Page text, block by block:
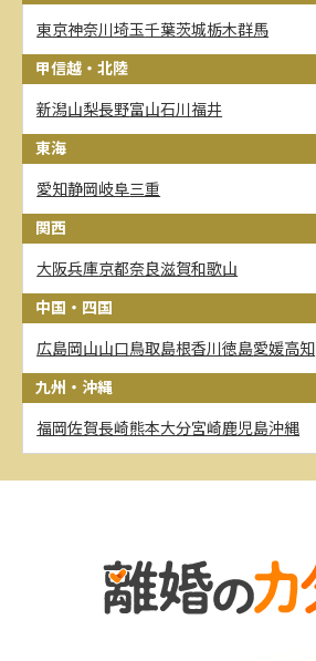
東京神奈川埼玉千葉茨城栃木群馬
甲信越・北陸
新潟山梨長野富山石川福井
東海
愛知静岡岐阜三重
関西
大阪兵庫京都奈良滋賀和歌山
中国・四国
広島岡山山口鳥取島根香川徳島愛媛高知
九州・沖縄
福岡佐賀長崎熊本大分宮崎鹿児島沖縄